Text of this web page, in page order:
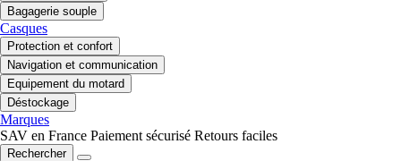
Bagagerie souple
Casques
Protection et confort
Navigation et communication
Equipement du motard
Déstockage
Marques
SAV en France Paiement sécurisé Retours faciles
Rechercher